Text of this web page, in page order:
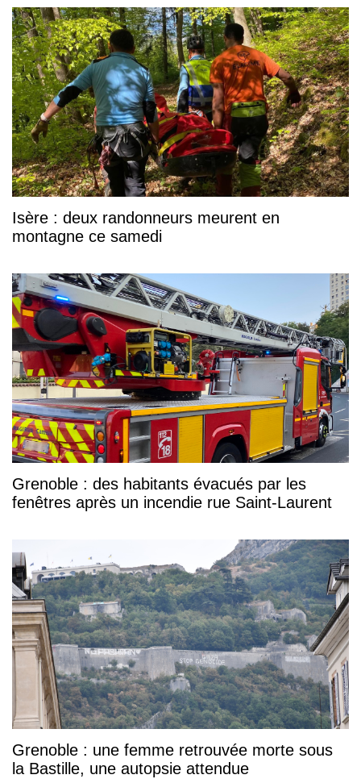
Isère : deux randonneurs meurent en
montagne ce samedi
Grenoble : des habitants évacués par les
fenêtres après un incendie rue Saint-Laurent
Grenoble : une femme retrouvée morte sous
la Bastille, une autopsie attendue